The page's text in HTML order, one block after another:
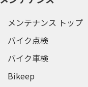
メンテナンス トップ
バイク点検
バイク車検
Bikeep